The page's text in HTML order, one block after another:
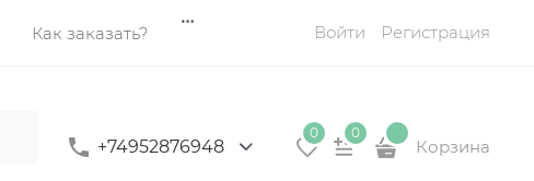
Как заказать? Войти Регистрация
+74952876948
0 0
Корзина